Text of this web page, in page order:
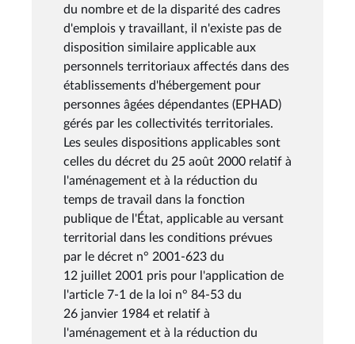
du nombre et de la disparité des cadres
d'emplois y travaillant, il n'existe pas de
disposition similaire applicable aux
personnels territoriaux affectés dans des
établissements d'hébergement pour
personnes âgées dépendantes (EPHAD)
gérés par les collectivités territoriales.
Les seules dispositions applicables sont
celles du décret du 25 août 2000 relatif à
l'aménagement et à la réduction du
temps de travail dans la fonction
publique de l'État, applicable au versant
territorial dans les conditions prévues
par le décret n° 2001-623 du
12 juillet 2001 pris pour l'application de
l'article 7-1 de la loi n° 84-53 du
26 janvier 1984 et relatif à
l'aménagement et à la réduction du